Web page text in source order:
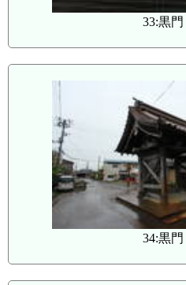
33:黒門
34:黒門